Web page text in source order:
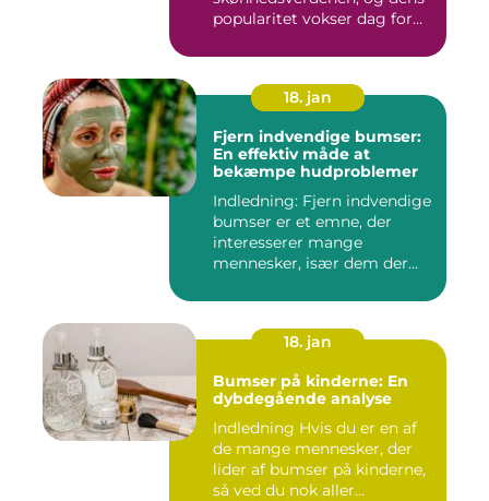
popularitet vokser dag for
18. jan
Fjern indvendige bumser:
En effektiv måde at
bekæmpe hudproblemer
Indledning: Fjern indvendige
bumser er et emne, der
interesserer mange
mennesker, især dem der
18. jan
Bumser på kinderne: En
dybdegående analyse
Indledning Hvis du er en af
de mange mennesker, der
lider af bumser på kinderne,
så ved du nok aller...